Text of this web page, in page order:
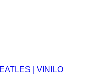
| VINILO